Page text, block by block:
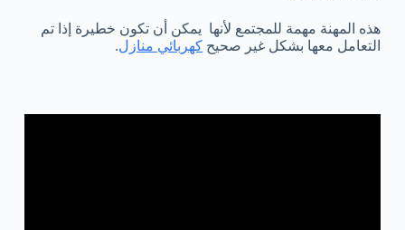
هذه المهنة مهمة للمجتمع لأنها يمكن أن تكون خطيرة إذا تم
التعامل معها بشكل غير صحيح كهربائي منازل.